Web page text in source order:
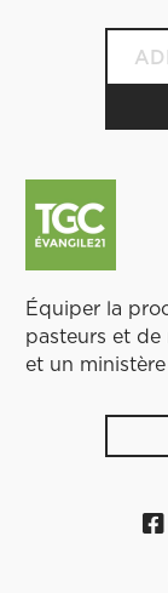
Équiper la
pasteurs et
et un